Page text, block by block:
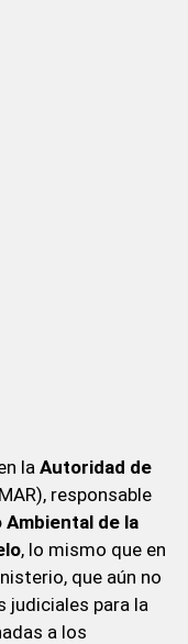
la Autoridad de
responsable
de la
, lo mismo que en
que aún no
judiciales para la
a los